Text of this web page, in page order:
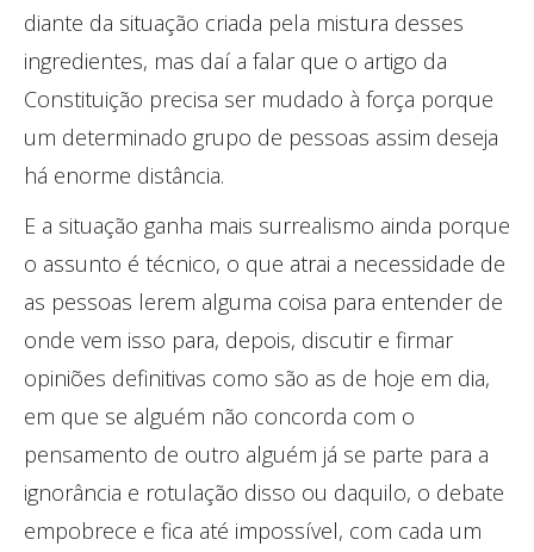
diante da situação criada pela mistura desses
ingredientes, mas daí a falar que o artigo da
Constituição precisa ser mudado à força porque
um determinado grupo de pessoas assim deseja
há enorme distância.
E a situação ganha mais surrealismo ainda porque
o assunto é técnico, o que atrai a necessidade de
as pessoas lerem alguma coisa para entender de
onde vem isso para, depois, discutir e firmar
opiniões definitivas como são as de hoje em dia,
em que se alguém não concorda com o
pensamento de outro alguém já se parte para a
ignorância e rotulação disso ou daquilo, o debate
empobrece e fica até impossível, com cada um